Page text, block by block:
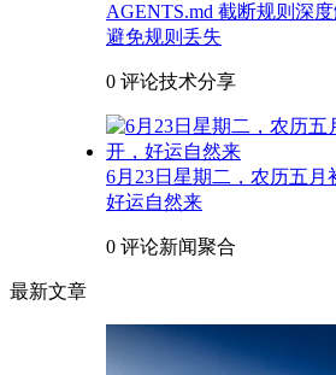
AGENTS.md 截断规则深
避免规则丢失
0 评论技术分享
6月23日星期二，农历五月
好运自然来
0 评论新闻聚合
最新文章